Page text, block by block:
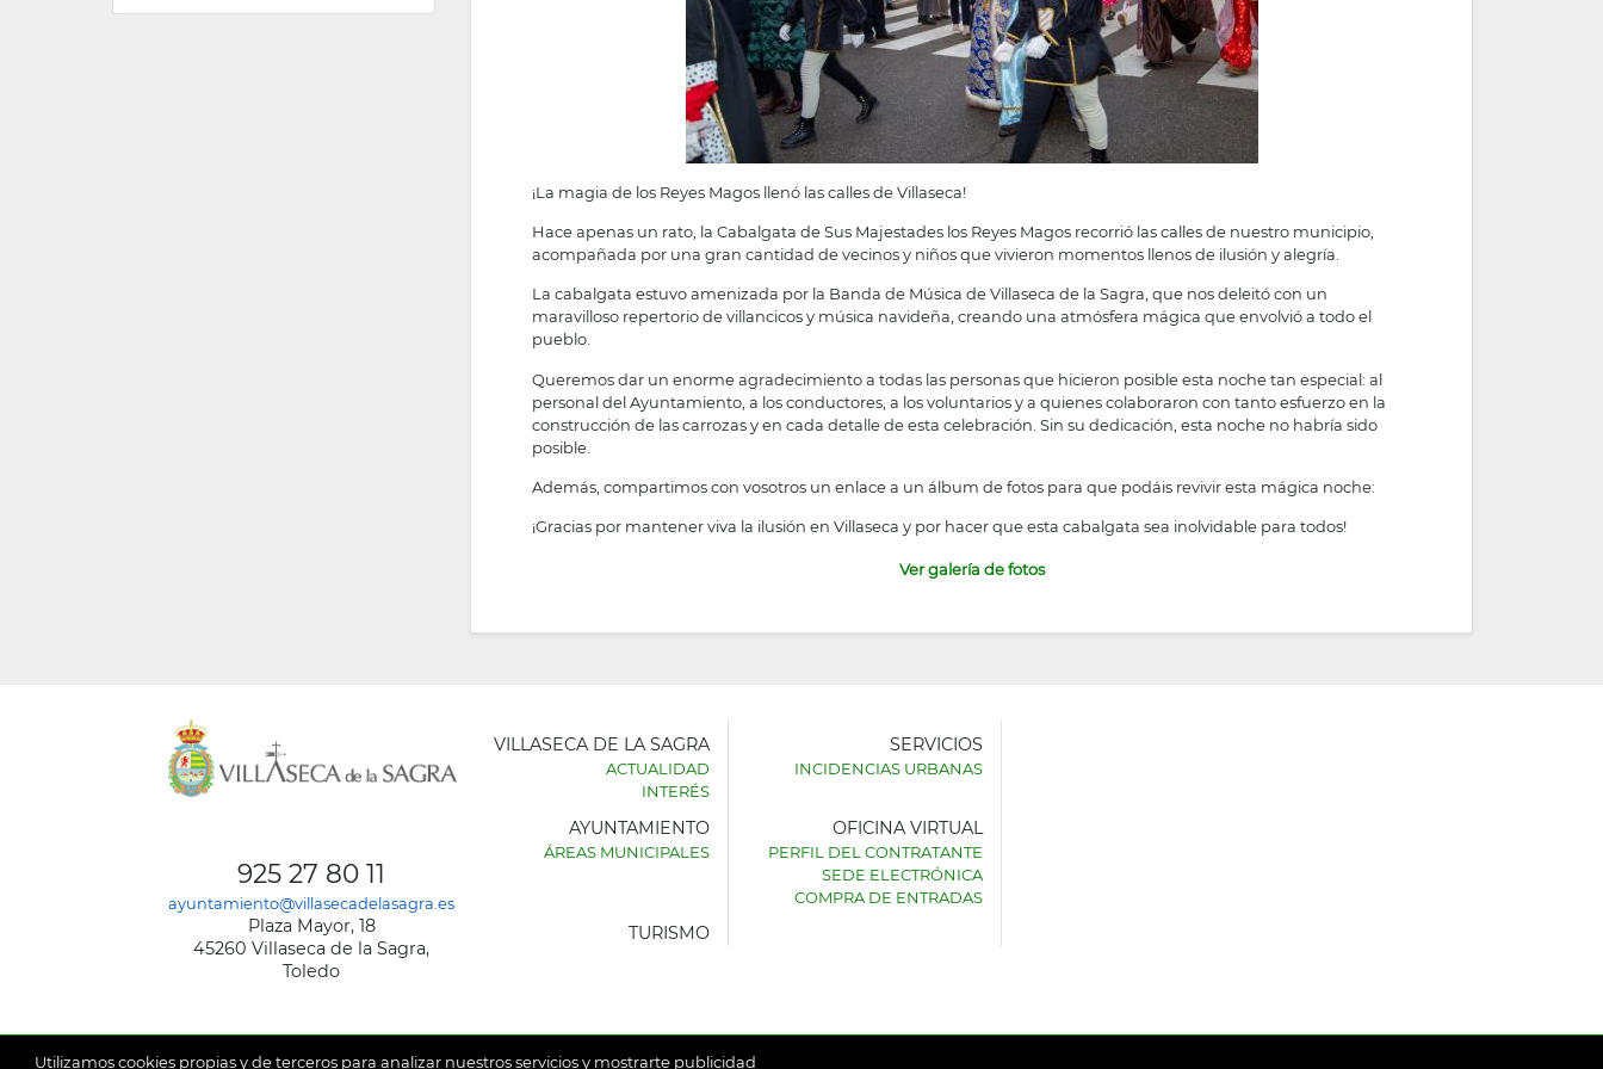
¡La magia de los Reyes Magos llenó las calles de Villaseca!
Hace apenas un rato, la Cabalgata de Sus Majestades los Reyes Magos recorrió las calles de nuestro municipio,
acompañada por una gran cantidad de vecinos y niños que vivieron momentos llenos de ilusión y alegría.
La cabalgata estuvo amenizada por la Banda de Música de Villaseca de la Sagra, que nos deleitó con un
maravilloso repertorio de villancicos y música navideña, creando una atmósfera mágica que envolvió a todo el
pueblo.
Queremos dar un enorme agradecimiento a todas las personas que hicieron posible esta noche tan especial: al
personal del Ayuntamiento, a los conductores, a los voluntarios y a quienes colaboraron con tanto esfuerzo en la
construcción de las carrozas y en cada detalle de esta celebración. Sin su dedicación, esta noche no habría sido
posible.
Además, compartimos con vosotros un enlace a un álbum de fotos para que podáis revivir esta mágica noche:
¡Gracias por mantener viva la ilusión en Villaseca y por hacer que esta cabalgata sea inolvidable para todos!
Ver galería de fotos
Utilizamos cookies propias y de terceros para analizar nuestros servicios y mostrarte publicidad
925 27 80 11
ayuntamiento@villasecadelasagra.es
Plaza Mayor, 18
45260 Villaseca de la Sagra,
Toledo
AYUNTAMIENTO
VILLASECA DE LA SAGRA
ACTUALIDAD
INTERÉS
SERVICIOS
INCIDENCIAS URBANAS
AYUNTAMIENTO
ÁREAS MUNICIPALES
OFICINA VIRTUAL
PERFIL DEL CONTRATANTE
SEDE ELECTRÓNICA
COMPRA DE ENTRADAS
TURISMO